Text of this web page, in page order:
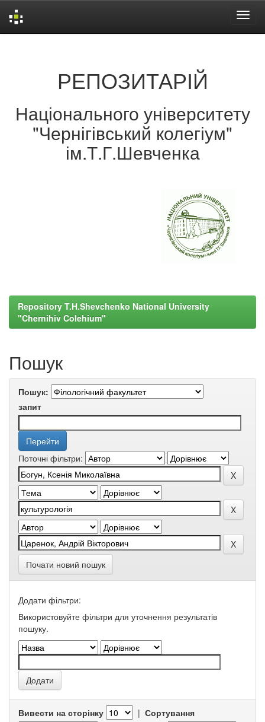
РЕПОЗИТАРІЙ
Національного університету
"Чернігівський колегіум"
ім.Т.Г.Шевченка
Repository T.H.Shevchenko National University
"Chernihiv Colehium"
Пошук
Пошук:
запит
Поточні фільтри:
Почати новий пошук
Додати фільтри:
Використовуйте фільтри для уточнення результатів
пошуку.
Вивести на сторінку | Сортування